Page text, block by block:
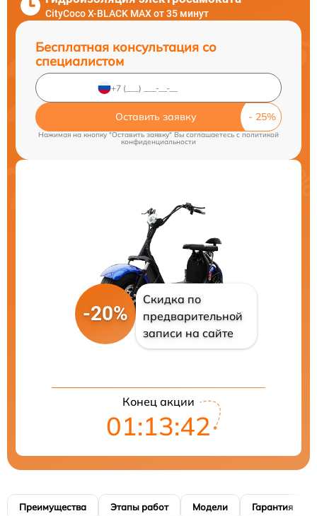
CityCoco X-BLACK MAX от 35 минут
Бесплатная консультация со
специалистом
Оставить заявку
Нажимая на кнопку "Оставить заявку" Вы соглашаетесь cполитикой
конфиденциальности
-20%
Скидка по
предварительной
записи на сайте
Конец акции
01:13:41
Преимущества Этапы работ Модели Гарантия